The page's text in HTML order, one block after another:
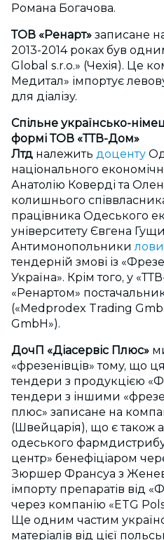
Романа Богачова.
ТОВ «Ренарт» записане
2013-2014 роках був
Global s.r.o.» (Чехія). Це
Медитал» імпортує
для діалізу.
Спільне українсько-
формі ТОВ «ТТВ-Дом»
Лтд належить доценту
національного
Анатолію Коверді та
колишнього
працівника Одеського
університету Євгена
Антимонопольники
тендерній змові із
Україна». Крім того, у
«Ренартом»
(«Medprodex Trading
GmbH»).
ДочП «Діасервіс Плюс»
«фрезенівців» тому, що
тендери з продукцією
тендери з іншими
плюс» записане на
(Швейцарія), що є також
одеського
центр» бенефіціаром
Зюршер Франсуа з
імпорту препаратів від
через компанію «ETG
Ще одним частим
матеріалів від цієї